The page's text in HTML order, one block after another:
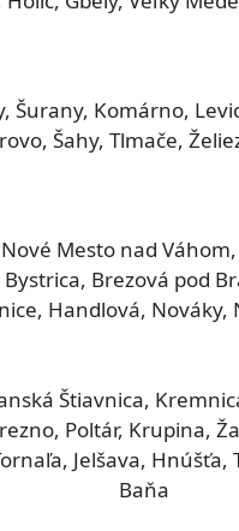
Šurany, Komárno,
Šahy, Tlmače,
Mesto nad
Brezová pod
Handlová, Nováky,
Štiavnica,
Poltár, Krupina,
Jelšava, Hnúšťa,
Baňa